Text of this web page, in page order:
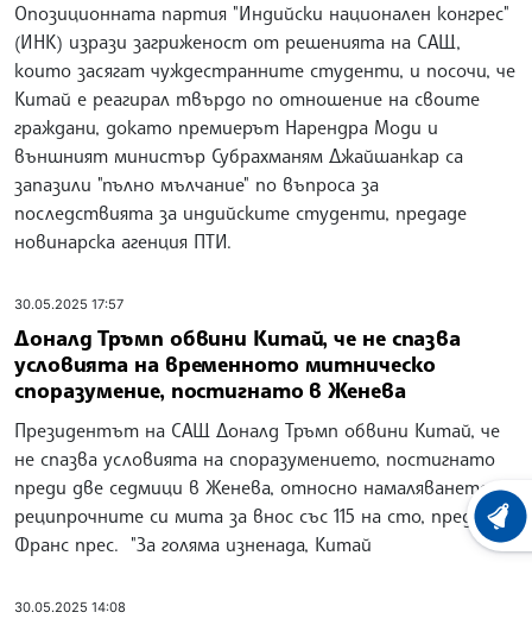
Опозиционната партия "Индийски национален конгрес"
(ИНК) изрази загриженост от решенията на САЩ,
които засягат чуждестранните студенти, и посочи, че
Китай е реагирал твърдо по отношение на своите
граждани, докато премиерът Нарендра Моди и
външният министър Субрахманям Джайшанкар са
запазили "пълно мълчание" по въпроса за
последствията за индийските студенти, предаде
новинарска агенция ПТИ.
30.05.2025 17:57
Доналд Тръмп обвини Китай, че не спазва
условията на временното митническо
споразумение, постигнато в Женева
Президентът на САЩ Доналд Тръмп обвини Китай, че
не спазва условията на споразумението, постигнато
преди две седмици в Женева, относно намаляването на
реципрочните си мита за внос със 115 на сто, предаде
Франс прес. "За голяма изненада, Китай
30.05.2025 14:08